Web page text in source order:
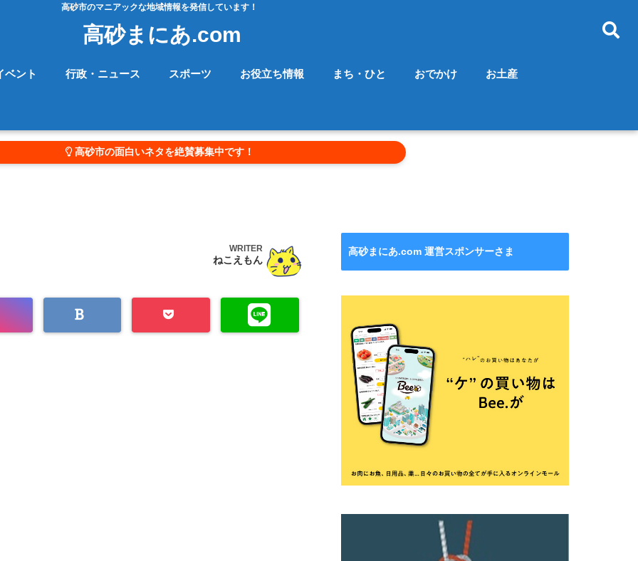
高砂市のマニアックな地域情報を発信しています！
高砂まにあ.com
ベント 行政・ニュース スポーツ お役立ち情報 まち・ひと おでかけ お土産
高砂市の面白いネタを絶賛募集中です！
WRITER
ねこえもん
高砂まにあ.com 運営スポンサーさま